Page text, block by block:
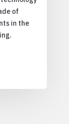
of
in the